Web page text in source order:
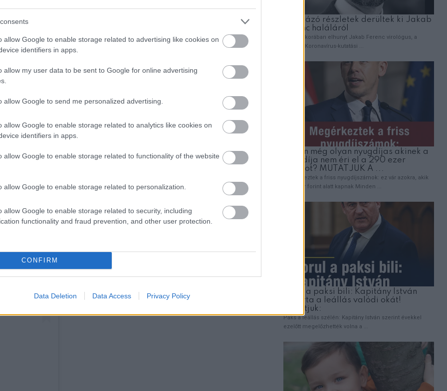
allow Google to enable storage related to advertising like cookies on
identifiers in apps.
allow my user data to be sent to Google for online advertising
allow Google to send me personalized advertising.
allow Google to enable storage related to analytics like cookies on
identifiers in apps.
allow Google to enable storage related to functionality of the website
allow Google to enable storage related to personalization.
allow Google to enable storage related to security, including
functionality and fraud prevention, and other user protection.
CONFIRM
Data Deletion Data Access Privacy Policy
jól. Be kell vallanom, hogy soha nem vigyáztam magamra, de ez azért